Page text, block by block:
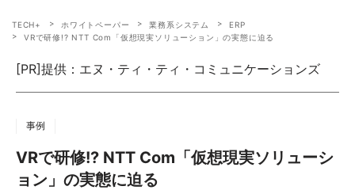
TECH+ ホワイトペーパー 業務系システム
ERP
VRで研修!? NTT Com「仮想現実ソリューション」の実態に迫る
[PR]提供：エヌ・ティ・ティ・コミュニケーションズ
事例
VRで研修!? NTT Com「仮想現実ソリューシ
ョン」の実態に迫る